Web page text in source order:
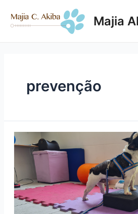
para
Majia
prevenção